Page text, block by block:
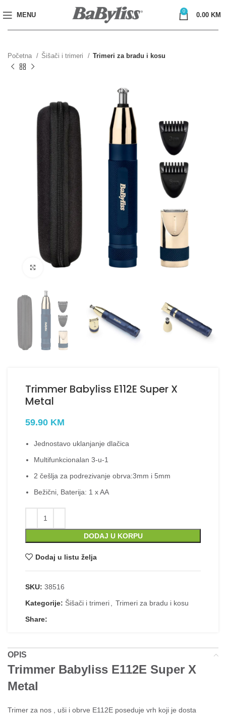
MENU
0
0.00 KM
Početna Šišači i trimeri Trimeri za bradu i kosu
Kliknite za uvećanje
Trimmer Babyliss E112E Super X
Metal
59.90 KM
Jednostavo uklanjanje dlačica
Multifunkcionalan 3-u-1
2 češlja za podrezivanje obrva:3mm i 5mm
Bežični, Baterija: 1 x AA
Trimmer Babyliss E112E Super X Metal
DODAJ U KORPU
Dodaj u listu želja
SKU: 38516
Kategorije: Šišači i trimeri, Trimeri za bradu i kosu
Share:
OPIS
Trimmer Babyliss E112E Super X
Metal
Trimer za nos , uši i obrve E112E poseduje vrh koji je dosta